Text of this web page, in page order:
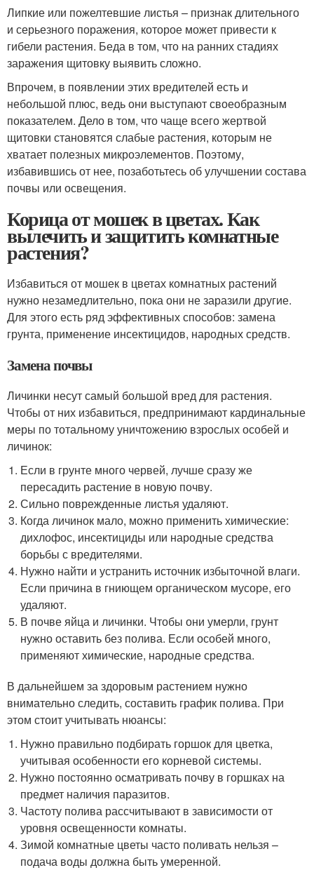
Липкие или пожелтевшие листья – признак длительного
и серьезного поражения, которое может привести к
гибели растения. Беда в том, что на ранних стадиях
заражения щитовку выявить сложно.
Впрочем, в появлении этих вредителей есть и
небольшой плюс, ведь они выступают своеобразным
показателем. Дело в том, что чаще всего жертвой
щитовки становятся слабые растения, которым не
хватает полезных микроэлементов. Поэтому,
избавившись от нее, позаботьтесь об улучшении состава
почвы или освещения.
Корица от мошек в цветах. Как
вылечить и защитить комнатные
растения?
Избавиться от мошек в цветах комнатных растений
нужно незамедлительно, пока они не заразили другие.
Для этого есть ряд эффективных способов: замена
грунта, применение инсектицидов, народных средств.
Замена почвы
Личинки несут самый большой вред для растения.
Чтобы от них избавиться, предпринимают кардинальные
меры по тотальному уничтожению взрослых особей и
личинок:
Если в грунте много червей, лучше сразу же
пересадить растение в новую почву.
Сильно поврежденные листья удаляют.
Когда личинок мало, можно применить химические:
дихлофос, инсектициды или народные средства
борьбы с вредителями.
Нужно найти и устранить источник избыточной влаги.
Если причина в гниющем органическом мусоре, его
удаляют.
В почве яйца и личинки. Чтобы они умерли, грунт
нужно оставить без полива. Если особей много,
применяют химические, народные средства.
В дальнейшем за здоровым растением нужно
внимательно следить, составить график полива. При
этом стоит учитывать нюансы:
Нужно правильно подбирать горшок для цветка,
учитывая особенности его корневой системы.
Нужно постоянно осматривать почву в горшках на
предмет наличия паразитов.
Частоту полива рассчитывают в зависимости от
уровня освещенности комнаты.
Зимой комнатные цветы часто поливать нельзя –
подача воды должна быть умеренной.